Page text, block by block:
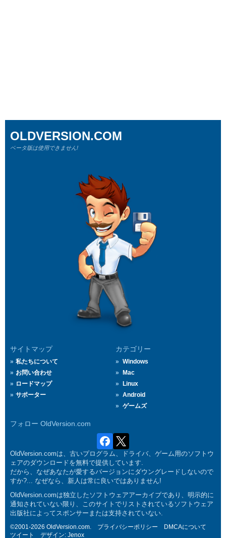
サイトマップ
私たちについて
お問い合わせ
ロードマップ
サポーター
カテゴリー
Windows
Mac
Linux
Android
ゲームズ
フォロー OldVersion.com
OLDVERSION.COM
ベータ版は使用できません!
OldVersion.comは、古いプログラム、ドライバ、ゲーム用のソフトウ
ェアのダウンロードを無料で提供しています.
だから、なぜあなたが愛するバージョンにダウングレードしないので
すか?... なぜなら、新人は常に良いではありません!
OldVersion.comは独立したソフトウェアアーカイブであり、明示的に
通知されていない限り、このサイトでリストされているソフトウェア
出版社によってスポンサーまたは支持されていない.
©2001-2026 OldVersion.com. プライバシーポリシー
DMCAについて
ツイート
デザイン: Jenox